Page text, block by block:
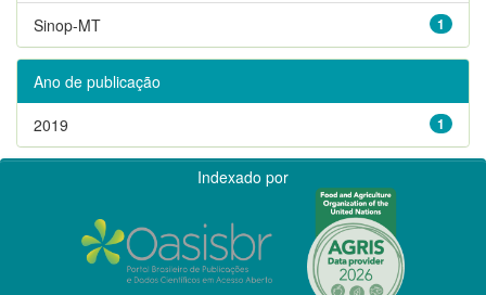
1
Sinop-MT
Ano de publicação
1
2019
Indexado por